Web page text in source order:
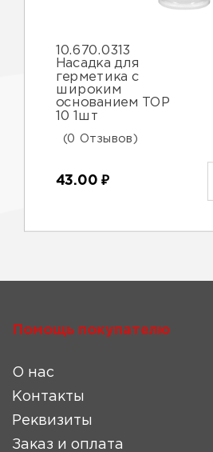
10.670.0313
Насадка для
герметика с
широким
основанием TOP
10 1шт
(0 Отзывов)
43.00 ₽
Помощь покупателю
О нас
Контакты
Реквизиты
Заказ и оплата